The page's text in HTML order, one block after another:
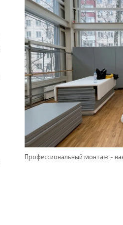
Профессиональный монтаж -